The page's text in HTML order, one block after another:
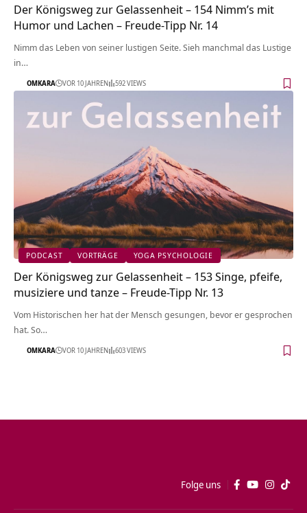
Der Königsweg zur Gelassenheit – 154 Nimm’s mit
Humor und Lachen – Freude-Tipp Nr. 14
Nimm das Leben von seiner lustigen Seite. Sieh manchmal das Lustige
in…
OMKARA VOR 10 JAHREN 592 VIEWS
PODCAST VORTRÄGE YOGA PSYCHOLOGIE
Der Königsweg zur Gelassenheit – 153 Singe, pfeife,
musiziere und tanze – Freude-Tipp Nr. 13
Vom Historischen her hat der Mensch gesungen, bevor er gesprochen
hat. So…
OMKARA VOR 10 JAHREN 603 VIEWS
Folge uns